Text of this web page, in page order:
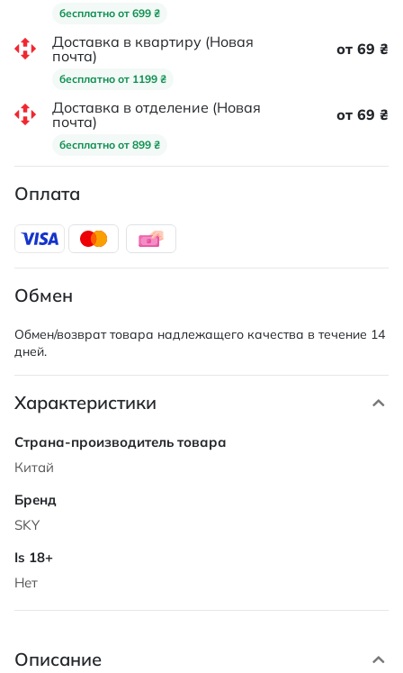
бесплатно от 699 ₴
Доставка в квартиру (Новая
почта)
бесплатно от 1199 ₴
от 69 ₴
Доставка в отделение (Новая
почта)
бесплатно от 899 ₴
от 69 ₴
Оплата
Обмен
Обмен/возврат товара надлежащего качества в течение 14
дней.
Характеристики
Характеристики
Китай
SKY
Нет
Описание